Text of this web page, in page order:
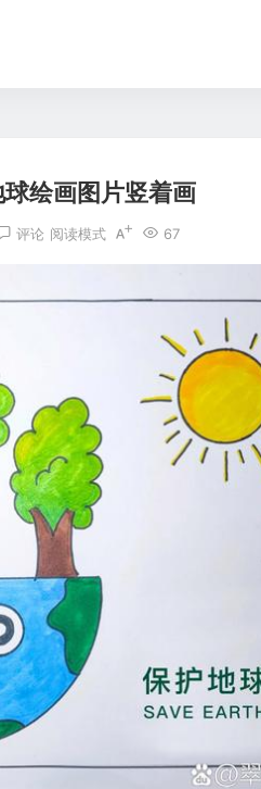
绘画图片竖着画
评论 67
阅读模式